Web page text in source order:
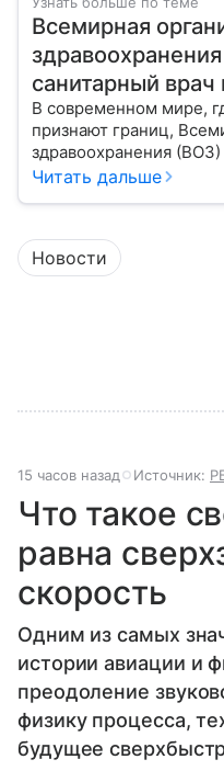
Всемирная
санитарный врач
В современном мире,
признают границ,
здравоохранения
координатором
человека, работая над
миллиардов людей. Как
центр», с какими
Читать дальше
Новости
15 часов назад Источник:
Что такое
равна
скорость
Одним из самых
истории авиации и
преодоление
физику процесса,
будущее